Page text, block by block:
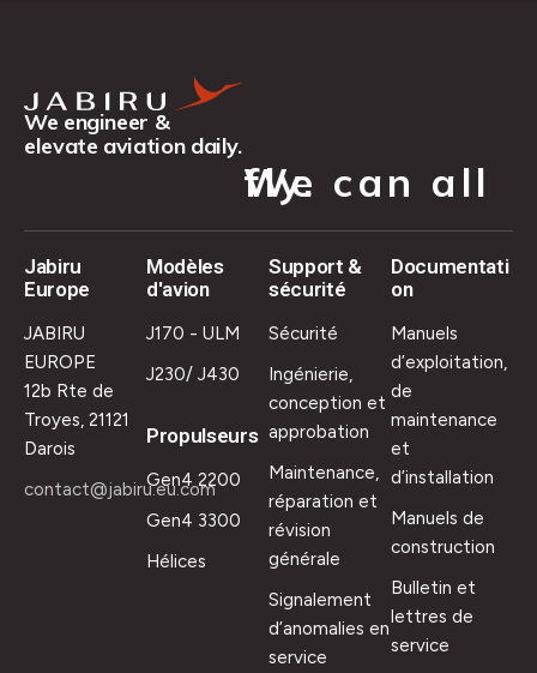
We engineer &
elevate aviation daily.
We can all fly.
Jabiru
Europe
JABIRU
EUROPE
12b Rte de
Troyes, 21121
Darois
contact@jabiru.eu.com
Modèles
d'avion
J170 - ULM
J230/ J430
Propulseurs
Gen4 2200
Gen4 3300
Hélices
Support &
sécurité
Sécurité
Ingénierie,
conception et
approbation
Maintenance,
réparation et
révision
générale
Signalement
d’anomalies en
service
Documentati
on
Manuels
d’exploitation,
de
maintenance
et
d’installation
Manuels de
construction
Bulletin et
lettres de
service